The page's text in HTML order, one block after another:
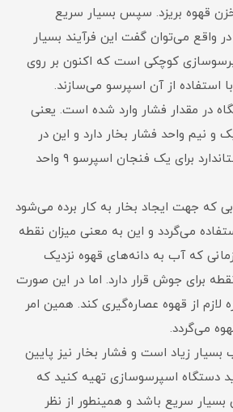
قهوه بریزد. سپس بسیار سریع
واقع می‌توان گفت این فرآیند بسیار
کوچکی است که اکنون بر روی
استفاده از آن اسپرسو می‌سازند.
در مقدار فشار وارد شده است. یعنی
و نیم واحد فشار بخار دارد و این در
حالی است که فشار استاندارد برای یک فنجان اسپرسو ۹ واحد
که جهت ایجاد بخار به کار برده می‌شود
می‌گردد و این به معنی میزان نقطه
که آب به دانه‌های قهوه نزدیک
برای جوش قرار دارد. اما در این صورت
لازم از قهوه عصاره‌گیری کند. همین امر
می‌گردد.
زیاد است و فشار بخار نیز پایین
دستگاه اسپرسوسازی تهیه کنید که
سریع باشد و همینطور از نظر